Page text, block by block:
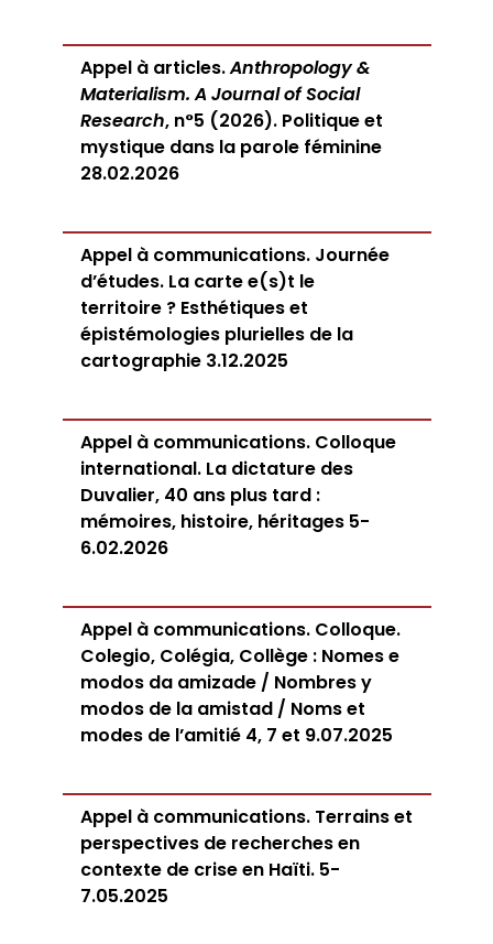
Appel à articles.Anthropology &
Materialism. A Journal of Social
Research, n°5 (2026). Politique et
mystique dans la parole féminine
28.02.2026
Appel à communications. Journée
d’études. La carte e(s)t le
territoire ? Esthétiques et
épistémologies plurielles de la
cartographie 3.12.2025
Appel à communications. Colloque
international. La dictature des
Duvalier, 40 ans plus tard :
mémoires, histoire, héritages 5-
6.02.2026
Appel à communications. Colloque.
Colegio, Colégia, Collège : Nomes e
modos da amizade / Nombres y
modos de la amistad / Noms et
modes de l’amitié 4, 7 et 9.07.2025
Appel à communications. Terrains et
perspectives de recherches en
contexte de crise en Haïti. 5-
7.05.2025